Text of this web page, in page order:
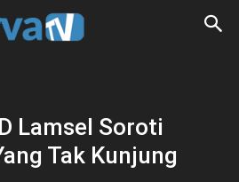
Lamsel Soroti
Tak Kunjung